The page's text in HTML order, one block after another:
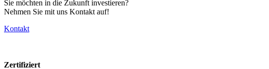
Sie möchten in die Zukunft investieren?
Nehmen Sie mit uns Kontakt auf!
Kontakt
Zertifiziert